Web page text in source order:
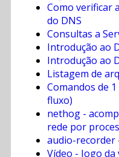
Como verificar
do DNS
Consultas a
Introdução ao
Introdução ao
Listagem de
Comandos de
fluxo)
nethog -
rede por
audio-recorder
Vídeo - Jogo